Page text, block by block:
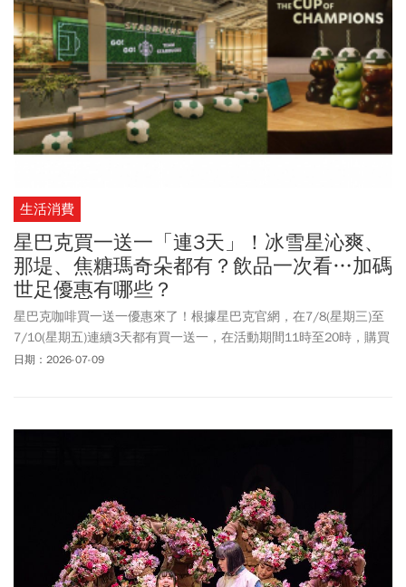
作為後續精進優化的參考依據。
生活消費
星巴克買一送一「連3天」！冰雪星沁爽、
那堤、焦糖瑪奇朵都有？飲品一次看…加碼
世足優惠有哪些？
星巴克咖啡買一送一優惠來了！根據星巴克官網，在7/8(星期三)至
7/10(星期五)連續3天都有買一送一，在活動期間11時至20時，購買
兩杯大杯(含)以上容量/冰熱/口味皆一致的飲料，其中一杯由星巴克
冰熱/口味皆一致的飲料，其中一杯由星巴克招待。半夜看球別再窩
在家！星巴克典藏DREAM PLAZA 台北，首度推出深夜觀賽活動，自
7/5起打造信義區少見的24小時咖啡應援主場。除了設置大型觀賽螢
幕讓球迷不錯過每個精彩瞬間，賽事期間只要現場出現進球，即限
量提供小杯咖啡試飲，陪你一起瘋世足賽直到冠軍賽！
日期：2026-07-09